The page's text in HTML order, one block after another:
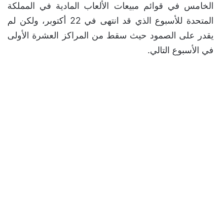
الخامس في قوائم مبيعات الألعاب المادية في المملكة
المتحدة للأسبوع الذي قد انتهى في 22 أكتوبر، ولكن لم
يقدر على الصمود حيث سقط من المراكز العشرة الأولى
في الأسبوع التالي.